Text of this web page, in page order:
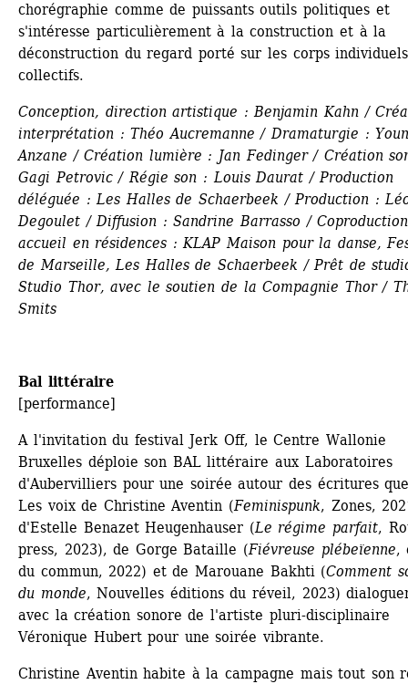
chorégraphie comme de puissants outils politiques et
s'intéresse particulièrement à la construction et à la
déconstruction du regard porté sur les corps
collectifs.
Conception, direction artistique : Benjamin Kahn /
interprétation : Théo Aucremanne / Dramaturgie :
Anzane / Création lumière : Jan Fedinger / Création
Gagi Petrovic / Régie son : Louis Daurat / Production
déléguée : Les Halles de Schaerbeek / Production :
Degoulet / Diffusion : Sandrine Barrasso /
accueil en résidences : KLAP Maison pour la danse,
de Marseille, Les Halles de Schaerbeek / Prêt de
Studio Thor, avec le soutien de la Compagnie Thor /
Smits
Bal littéraire
[performance]
A l'invitation du festival Jerk Off, le Centre Wallonie
Bruxelles déploie son BAL littéraire aux Laboratoires
d'Aubervilliers pour une soirée autour des écritures
Les voix de Christine Aventin (Feminispunk, Zones,
d'Estelle Benazet Heugenhauser (Le régime parfait,
press, 2023), de Gorge Bataille (Fiévreuse plébeïenne,
du commun, 2022) et de Marouane Bakhti (Comment
du monde, Nouvelles éditions du réveil, 2023)
avec la création sonore de l'artiste pluri-disciplinaire
Véronique Hubert pour une soirée vibrante.
Christine Aventin habite à la campagne mais tout son